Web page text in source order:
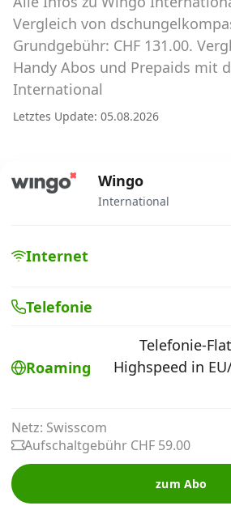
Abos für Tablets, Hotspots
Watches
Tarifrechner Handy-
Der gute alte Tarifrechner
Alle Anbieter
Mobilfunknetz Schweiz
Handy-Abo kündigen
wechseln
Alle Mobile-
Internet, TV, Telefon
Vergleich von
Grundgebühr: CHF 131.00.
Handy Abos und Prepaids mit
International
Letztes Update: 05.08.2026
Wingo
International
Internet
Telefonie
Roaming
Telefonie-
Highspeed in
Netz: Swisscom
Aufschaltgebühr CHF 59.00
zum Abo